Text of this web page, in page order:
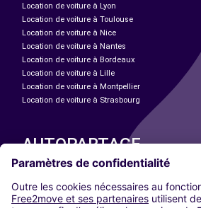
Location de voiture à Lyon
Location de voiture à Toulouse
Location de voiture à Nice
Location de voiture à Nantes
Location de voiture à Bordeaux
Location de voiture à Lille
Location de voiture à Montpellier
Location de voiture à Strasbourg
AUTOPARTAGE
Paris
Madrid